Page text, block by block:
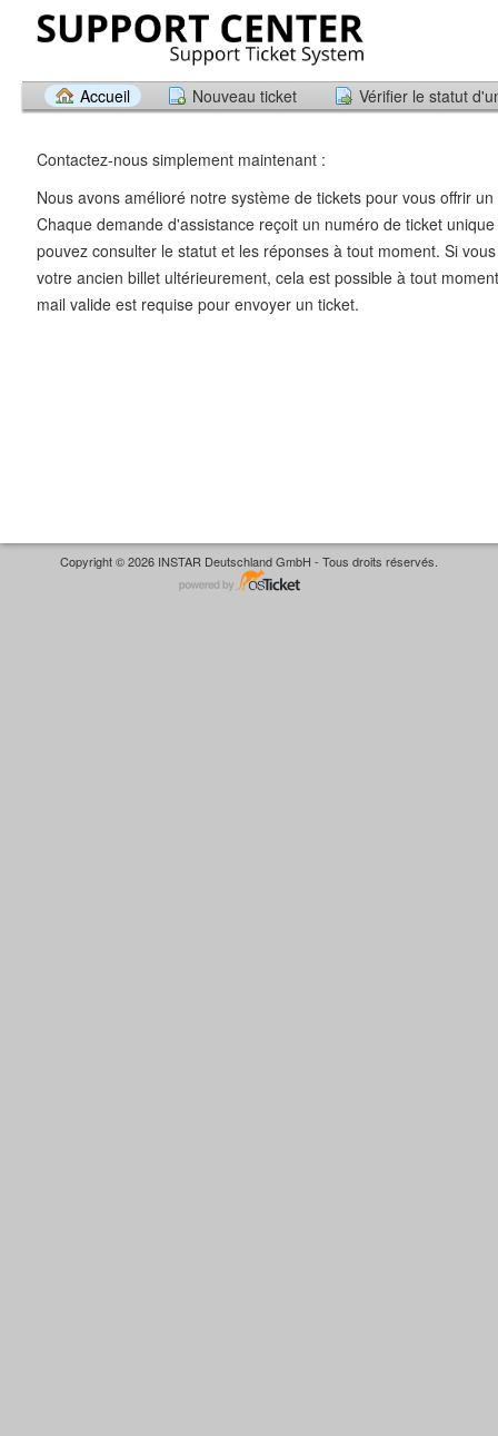
Accueil Nouveau ticket Vérifier le statut
Contactez-nous simplement maintenant :
Nous avons amélioré notre système de tickets pour vous offrir
Chaque demande d'assistance reçoit un numéro de ticket
pouvez consulter le statut et les réponses à tout moment. Si
votre ancien billet ultérieurement, cela est possible à tout
mail valide est requise pour envoyer un ticket.
Copyright © 2026 INSTAR Deutschland GmbH - Tous droits réservés.